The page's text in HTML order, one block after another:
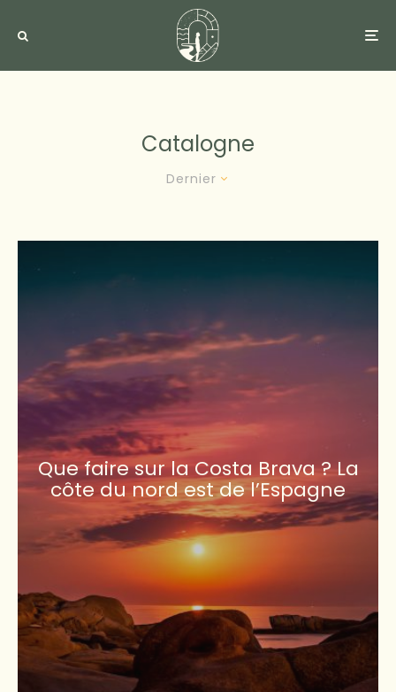
Catalogne
Dernier
Que faire sur la Costa Brava ? La
côte du nord est de l’Espagne